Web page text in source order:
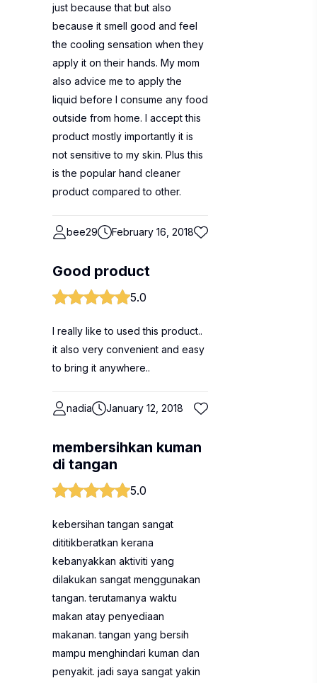
just because that but also
because it smell good and feel
the cooling sensation when they
apply it on their hands. My mom
also advice me to apply the
liquid before I consume any food
outside from home. I accept this
product mostly importantly it is
not sensitive to my skin. Plus this
is the popular hand cleaner
product compared to other.
bee29 February 16, 2018
Good product
5.0
I really like to used this product..
it also very convenient and easy
to bring it anywhere..
nadia January 12, 2018
membersihkan kuman
di tangan
5.0
kebersihan tangan sangat
dititikberatkan kerana
kebanyakkan aktiviti yang
dilakukan sangat menggunakan
tangan. terutamanya waktu
makan atay penyediaan
makanan. tangan yang bersih
mampu menghindari kuman dan
penyakit. jadi saya sangat yakin